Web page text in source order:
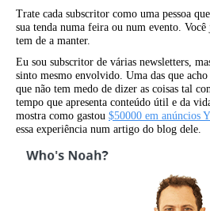
Trate cada subscritor como uma pessoa
sua tenda numa feira ou num evento. Você
tem de a manter.
Eu sou subscritor de várias newsletters,
sinto mesmo envolvido. Uma das que
que não tem medo de dizer as coisas tal
tempo que apresenta conteúdo útil e da
mostra como gastou $50000 em anúncios
essa experiência num artigo do blog dele.